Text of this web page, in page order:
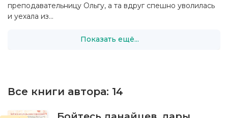
преподавательницу Ольгу, а та вдруг спешно уволилась
и уехала из...
Показать ещё...
Все книги автора: 14